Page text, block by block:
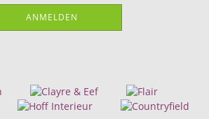
ANMELDEN